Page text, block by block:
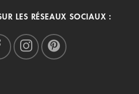
LES RÉSEAUX SOCIAUX :